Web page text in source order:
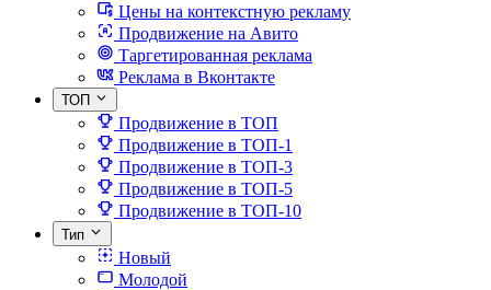
Цены на контекстную рекламу
Продвижение на Авито
Таргетированная реклама
Реклама в Вконтакте
ТОП
Продвижение в ТОП
Продвижение в ТОП-1
Продвижение в ТОП-3
Продвижение в ТОП-5
Продвижение в ТОП-10
Тип
Новый
Молодой